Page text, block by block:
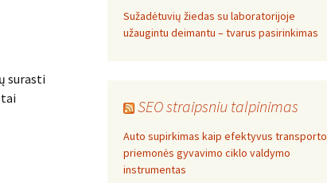
surasti
Sužadėtuvių žiedas su laboratorijoje
užaugintu deimantu – tvarus pasirinkimas
SEO straipsniu talpinimas
Auto supirkimas kaip efektyvus transporto
priemonės gyvavimo ciklo valdymo
instrumentas